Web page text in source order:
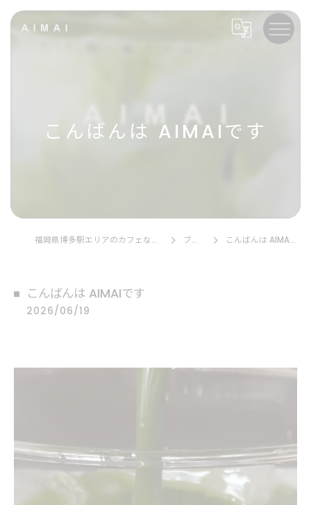
こんばんは AIMAIです
福岡県博多駅エリアのカフェならAIMAI ブログ こんばんは AIMAIです
こんばんは AIMAIです
2026/06/19